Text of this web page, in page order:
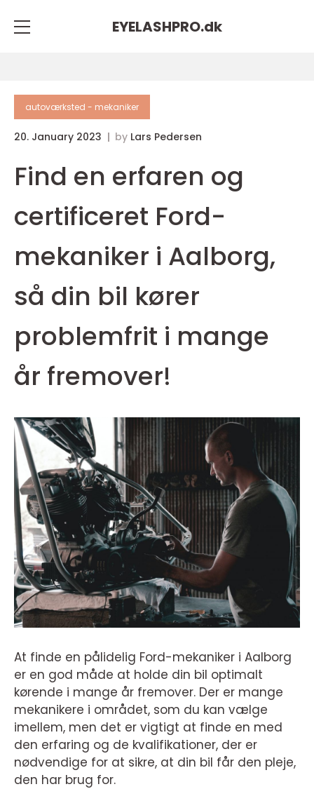
EYELASHPRO.dk
autoværksted - mekaniker
20. January 2023 by Lars Pedersen
Find en erfaren og
certificeret Ford-
mekaniker i Aalborg,
så din bil kører
problemfrit i mange
år fremover!
At finde en pålidelig Ford-mekaniker i Aalborg
er en god måde at holde din bil optimalt
kørende i mange år fremover. Der er mange
mekanikere i området, som du kan vælge
imellem, men det er vigtigt at finde en med
den erfaring og de kvalifikationer, der er
nødvendige for at sikre, at din bil får den pleje,
den har brug for.